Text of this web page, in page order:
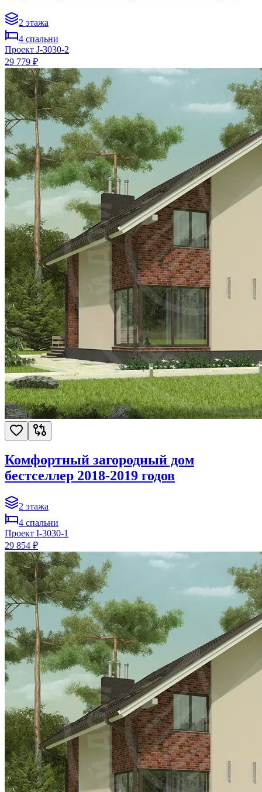
2 этажа
4 спальни
Проект J-3030-2
29 779 ₽
Комфортный загородный дом
бестселлер 2018-2019 годов
2 этажа
4 спальни
Проект I-3030-1
29 854 ₽